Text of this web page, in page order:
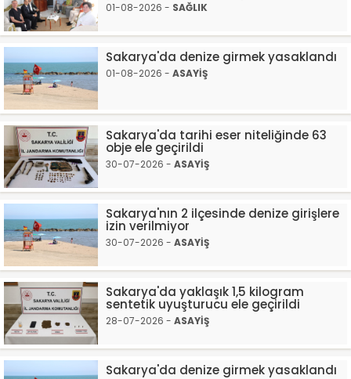
01-08-2026 - SAĞLIK
Sakarya'da denize girmek yasaklandı
01-08-2026 - ASAYİŞ
Sakarya'da tarihi eser niteliğinde 63
obje ele geçirildi
30-07-2026 - ASAYİŞ
Sakarya'nın 2 ilçesinde denize girişlere
izin verilmiyor
30-07-2026 - ASAYİŞ
Sakarya'da yaklaşık 1,5 kilogram
sentetik uyuşturucu ele geçirildi
28-07-2026 - ASAYİŞ
Sakarya'da denize girmek yasaklandı